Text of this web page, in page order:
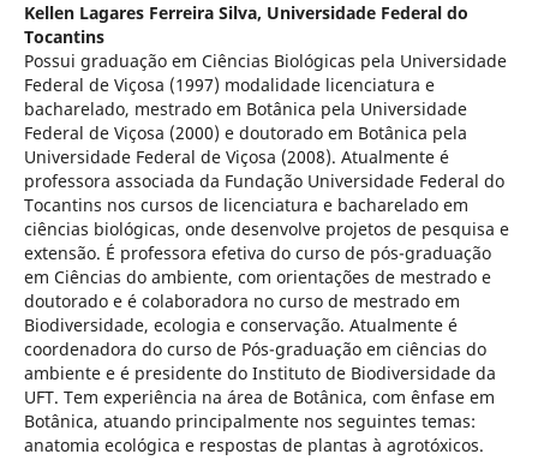
Kellen Lagares Ferreira Silva, Universidade Federal do
Tocantins
Possui graduação em Ciências Biológicas pela Universidade
Federal de Viçosa (1997) modalidade licenciatura e
bacharelado, mestrado em Botânica pela Universidade
Federal de Viçosa (2000) e doutorado em Botânica pela
Universidade Federal de Viçosa (2008). Atualmente é
professora associada da Fundação Universidade Federal do
Tocantins nos cursos de licenciatura e bacharelado em
ciências biológicas, onde desenvolve projetos de pesquisa e
extensão. É professora efetiva do curso de pós-graduação
em Ciências do ambiente, com orientações de mestrado e
doutorado e é colaboradora no curso de mestrado em
Biodiversidade, ecologia e conservação. Atualmente é
coordenadora do curso de Pós-graduação em ciências do
ambiente e é presidente do Instituto de Biodiversidade da
UFT. Tem experiência na área de Botânica, com ênfase em
Botânica, atuando principalmente nos seguintes temas:
anatomia ecológica e respostas de plantas à agrotóxicos.